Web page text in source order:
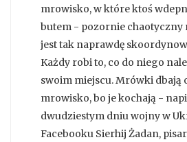
mrowisko, w które ktoś
butem - pozornie chaotyczny
jest tak naprawdę
Każdy robi to, co do niego
swoim miejscu. Mrówki dbają
mrowisko, bo je kochają -
dwudziestym dniu wojny w
Facebooku Sierhij Żadan,